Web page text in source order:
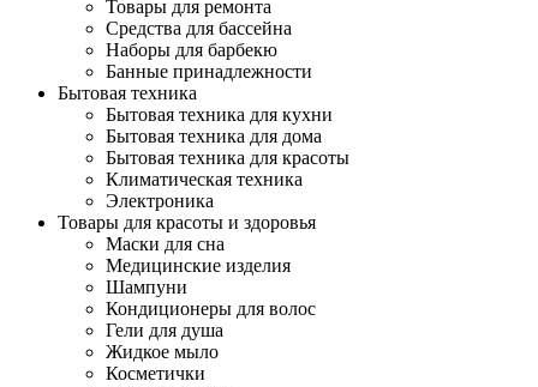
Товары для ремонта
Средства для бассейна
Наборы для барбекю
Банные принадлежности
Бытовая техника
Бытовая техника для кухни
Бытовая техника для дома
Бытовая техника для красоты
Климатическая техника
Электроника
Товары для красоты и здоровья
Маски для сна
Медицинские изделия
Шампуни
Кондиционеры для волос
Гели для душа
Жидкое мыло
Косметички